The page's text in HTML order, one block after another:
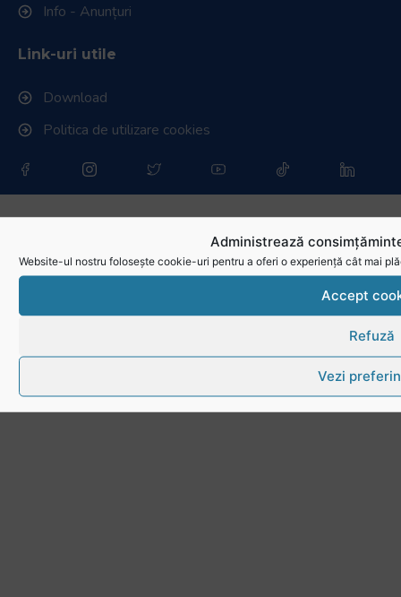
Administrează
Website-ul nostru folosește cookie-uri pentru a oferi o experiență cât mai
Accept
Refuză
Vezi
Info - Anunțuri
Link-uri utile
Download
Politica de utilizare cookies